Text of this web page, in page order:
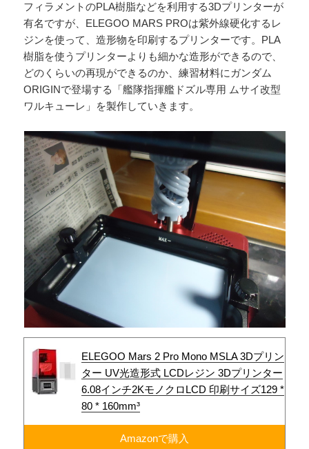
フィラメントのPLA樹脂などを利用する3Dプリンターが
有名ですが、ELEGOO MARS PROは紫外線硬化するレ
ジンを使って、造形物を印刷するプリンターです。PLA
樹脂を使うプリンターよりも細かな造形ができるので、
どのくらいの再現ができるのか、練習材料にガンダム
ORIGINで登場する「艦隊指揮艦ドズル専用 ムサイ改型
ワルキューレ」を製作していきます。
ELEGOO Mars 2 Pro Mono MSLA 3Dプリン
ター UV光造形式 LCDレジン 3Dプリンター
6.08インチ2KモノクロLCD 印刷サイズ129 *
80 * 160mm³
Amazonで購入